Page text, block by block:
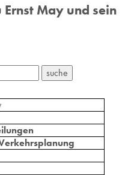
May und sein